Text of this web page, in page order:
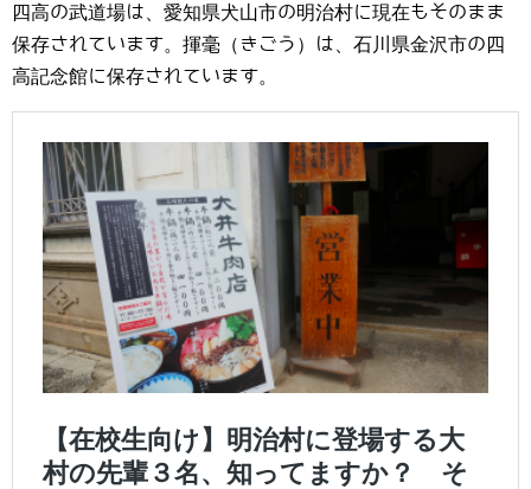
四高の武道場は、愛知県犬山市の明治村に現在もそのまま
保存されています。揮毫（きごう）は、石川県金沢市の四
高記念館に保存されています。